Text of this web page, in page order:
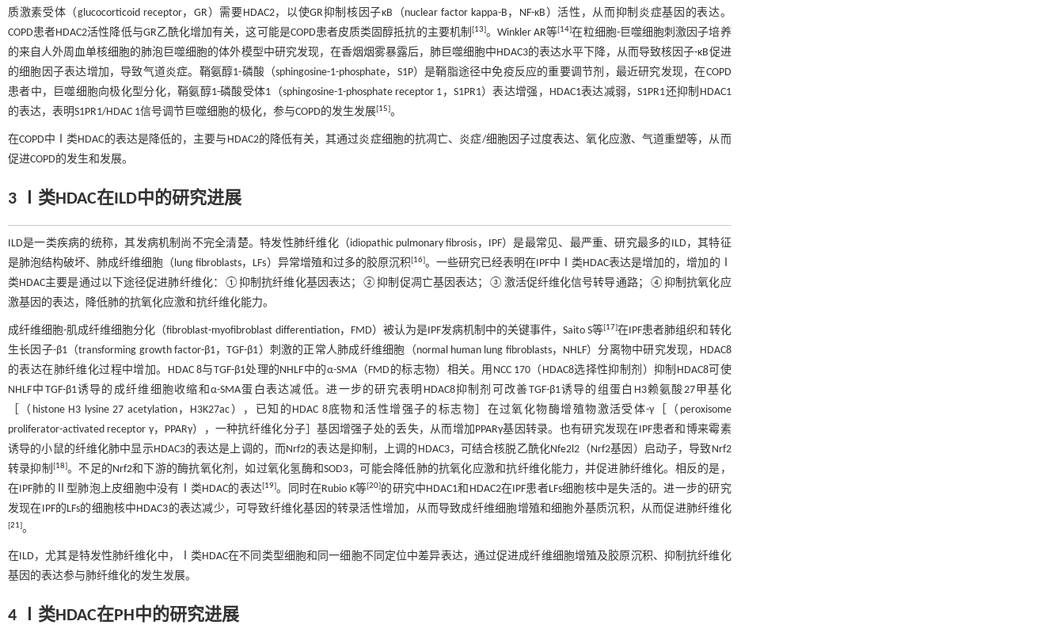
质激素受体（glucocorticoid receptor，GR）需要HDAC2，以使GR抑制核因子κB（nuclear factor kappa-B，NF-κB）活性，从而抑制炎症基因的表达。
COPD患者HDAC2活性降低与GR乙酰化增加有关，这可能是COPD患者皮质类固醇抵抗的主要机制 [13]。Winkler AR等[14]在粒细胞-巨噬细胞刺激因子培养
的来自人外周血单核细胞的肺泡巨噬细胞的体外模型中研究发现，在香烟烟雾暴露后，肺巨噬细胞中HDAC3的表达水平下降，从而导致核因子-κB促进
的细胞因子表达增加，导致气道炎症。鞘氨醇1-磷酸（sphingosine-1-phosphate，S1P）是鞘脂途径中免疫反应的重要调节剂，最近研究发现，在COPD
患者中，巨噬细胞向极化型分化，鞘氨醇1-磷酸受体1（sphingosine-1-phosphate receptor 1，S1PR1）表达增强，HDAC1表达减弱，S1PR1还抑制HDAC1
的表达，表明S1PR1/HDAC 1信号调节巨噬细胞的极化，参与COPD的发生发展[15]。
在COPD中Ⅰ类HDAC的表达是降低的，主要与HDAC2的降低有关，其通过炎症细胞的抗凋亡、炎症/细胞因子过度表达、氧化应激、气道重塑等，从而
促进COPD的发生和发展。
3 Ⅰ类HDAC在ILD中的研究进展
ILD是一类疾病的统称，其发病机制尚不完全清楚。特发性肺纤维化（idiopathic pulmonary fibrosis，IPF）是最常见、最严重、研究最多的ILD，其特征
是肺泡结构破坏、肺成纤维细胞（lung fibroblasts，LFs）异常增殖和过多的胶原沉积[16]。一些研究已经表明在IPF中Ⅰ类HDAC表达是增加的，增加的Ⅰ
类HDAC主要是通过以下途径促进肺纤维化：①抑制抗纤维化基因表达；②抑制促凋亡基因表达；③激活促纤维化信号转导通路；④抑制抗氧化应
激基因的表达，降低肺的抗氧化应激和抗纤维化能力。
成纤维细胞-肌成纤维细胞分化（fibroblast-myofibroblast differentiation，FMD）被认为是IPF发病机制中的关键事件，Saito S等[17]在IPF患者肺组织和转化
生长因子-β1（transforming growth factor-β1，TGF-β1）刺激的正常人肺成纤维细胞（normal human lung fibroblasts，NHLF）分离物中研究发现，HDAC8
的表达在肺纤维化过程中增加。HDAC 8与TGF-β1处理的NHLF中的α-SMA（FMD的标志物）相关。用NCC 170（HDAC8选择性抑制剂）抑制HDAC8可使
NHLF中TGF-β1诱导的成纤维细胞收缩和α-SMA蛋白表达减低。进一步的研究表明HDAC8抑制剂可改善TGF-β1诱导的组蛋白H3赖氨酸27甲基化
［（histone H3 lysine 27 acetylation，H3K27ac），已知的HDAC 8底物和活性增强子的标志物］在过氧化物酶增殖物激活受体-γ［（peroxisome
proliferator-activated receptor γ，PPARγ），一种抗纤维化分子］基因增强子处的丢失，从而增加PPARγ基因转录。也有研究发现在IPF患者和博来霉素
诱导的小鼠的纤维化肺中显示HDAC3的表达是上调的，而Nrf2的表达是抑制，上调的HDAC3，可结合核脱乙酰化Nfe2l2（Nrf2基因）启动子，导致Nrf2
转录抑制 [18]。不足的Nrf2和下游的酶抗氧化剂，如过氧化氢酶和SOD3，可能会降低肺的抗氧化应激和抗纤维化能力，并促进肺纤维化。相反的是，
在IPF肺的Ⅱ型肺泡上皮细胞中没有Ⅰ类HDAC的表达[19]。同时在Rubio K等[20] 的研究中HDAC1和HDAC2在IPF患者LFs细胞核中是失活的。进一步的研究
发现在IPF的LFs的细胞核中HDAC3的表达减少，可导致纤维化基因的转录活性增加，从而导致成纤维细胞增殖和细胞外基质沉积，从而促进肺纤维化
[21]。
在ILD，尤其是特发性肺纤维化中，Ⅰ类HDAC在不同类型细胞和同一细胞不同定位中差异表达，通过促进成纤维细胞增殖及胶原沉积、抑制抗纤维化
基因的表达参与肺纤维化的发生发展。
4 Ⅰ类HDAC在PH中的研究进展